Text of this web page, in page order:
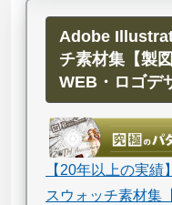
Adobe
チ素材集【製
WEB・ロゴデ
【20年以上の実
スウォッチ素材集